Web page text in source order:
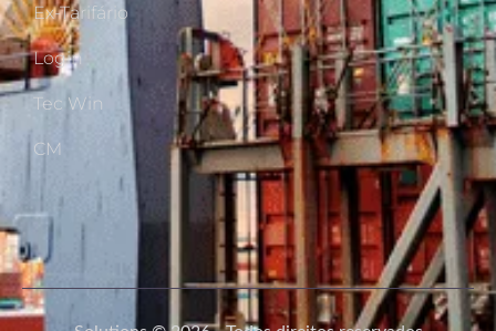
Ex-Tarifário
Login
Tec Win
CM